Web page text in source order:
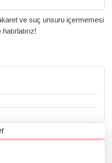
ve suç unsuru içermemesi